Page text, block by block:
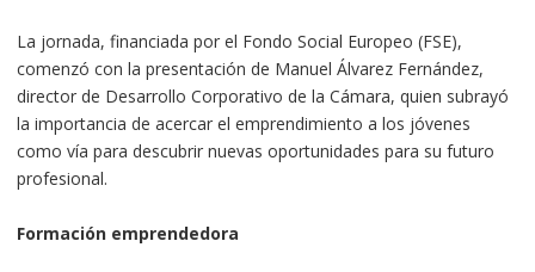
La jornada, financiada por el Fondo Social Europeo (FSE),
comenzó con la presentación de Manuel Álvarez Fernández,
director de Desarrollo Corporativo de la Cámara, quien subrayó
la importancia de acercar el emprendimiento a los jóvenes
como vía para descubrir nuevas oportunidades para su futuro
profesional.
Formación emprendedora